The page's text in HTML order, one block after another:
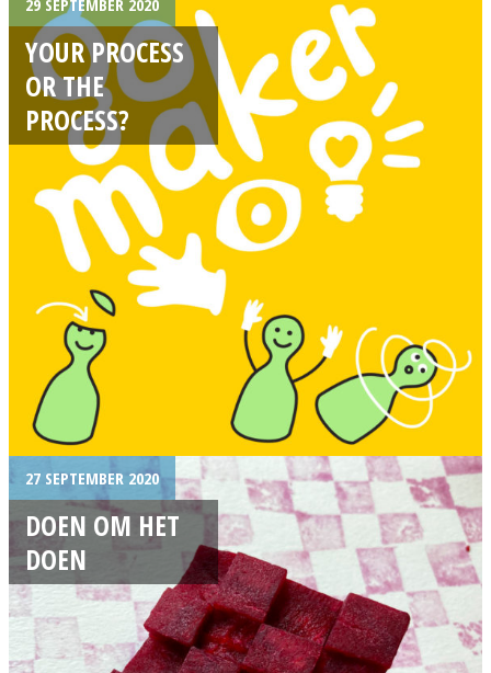
29 SEPTEMBER 2020
YOUR PROCESS
OR THE
PROCESS?
27 SEPTEMBER 2020
DOEN OM HET
DOEN